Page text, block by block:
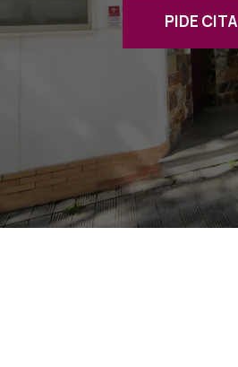
PIDE CITA